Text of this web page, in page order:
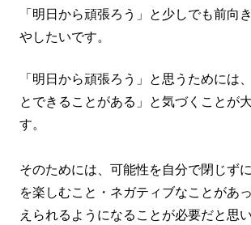
「明日から頑張ろう」と少しでも前向
やしたいです。
「明日から頑張ろう」と思うためには
とできることがある」と気づくことが
す。
そのためには、可能性を自分で閉じず
を楽しむこと・ネガティブなことがあ
えられるようになることが必要だと思い